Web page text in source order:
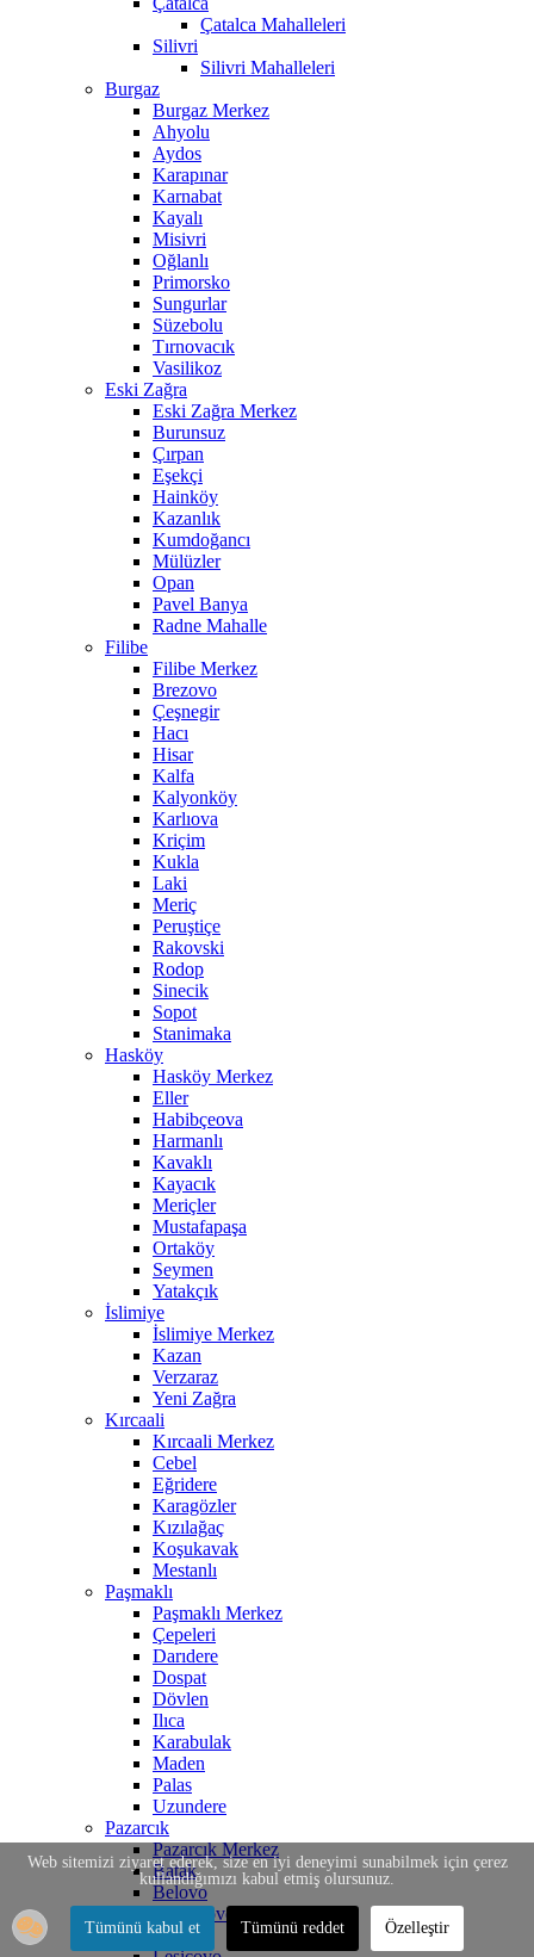
Çatalca Mahalleleri
Silivri
Silivri Mahalleleri
Burgaz
Burgaz Merkez
Ahyolu
Aydos
Karapınar
Karnabat
Kayalı
Misivri
Oğlanlı
Primorsko
Sungurlar
Süzebolu
Tırnovacık
Vasilikoz
Eski Zağra
Eski Zağra Merkez
Burunsuz
Çırpan
Eşekçi
Hainköy
Kazanlık
Kumdoğancı
Mülüzler
Opan
Pavel Banya
Radne Mahalle
Filibe
Filibe Merkez
Brezovo
Çeşnegir
Hacı
Hisar
Kalfa
Kalyonköy
Karlıova
Kriçim
Kukla
Laki
Meriç
Peruştiçe
Rakovski
Rodop
Sinecik
Sopot
Stanimaka
Hasköy
Hasköy Merkez
Eller
Habibçeova
Harmanlı
Kavaklı
Kayacık
Meriçler
Mustafapaşa
Ortaköy
Seymen
Yatakçık
İslimiye
İslimiye Merkez
Kazan
Verzaraz
Yeni Zağra
Kırcaali
Kırcaali Merkez
Cebel
Eğridere
Karagözler
Kızılağaç
Koşukavak
Mestanlı
Paşmaklı
Paşmaklı Merkez
Çepeleri
Darıdere
Dospat
Dövlen
Ilıca
Karabulak
Maden
Palas
Uzundere
Pazarcık
Pazarcık Merkez
Batak
Belovo
Bratsigovo
İstirelçe
Web sitemizi ziyaret ederek, size en iyi deneyimi sunabilmek için çerez
kullandığımızı kabul etmiş olursunuz.
Tümünü kabul et Tümünü reddet Özelleştir